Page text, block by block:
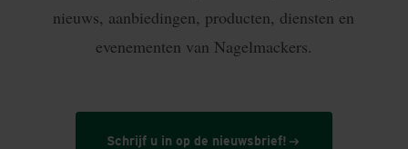
nieuws, aanbiedingen, producten, diensten en
evenementen van Nagelmackers.
Schrijf u in op de nieuwsbrief!